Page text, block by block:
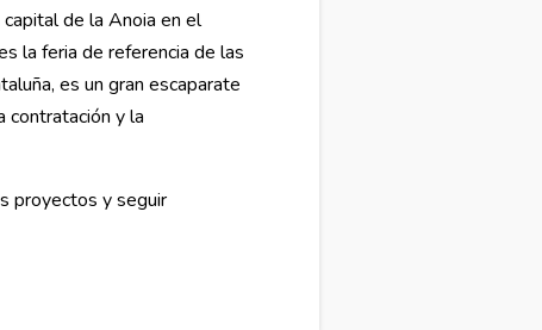
de la Anoia en el
la feria de referencia de las
es un gran escaparate
contratación y la
proyectos y seguir